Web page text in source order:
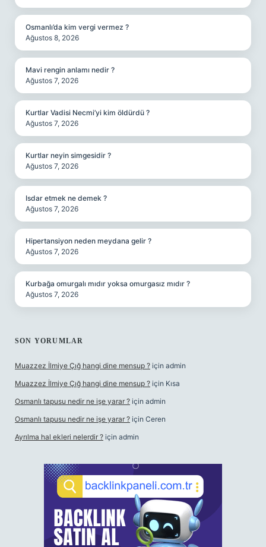
Osmanlı’da kim vergi vermez ?
Ağustos 8, 2026
Mavi rengin anlamı nedir ?
Ağustos 7, 2026
Kurtlar Vadisi Necmi’yi kim öldürdü ?
Ağustos 7, 2026
Kurtlar neyin simgesidir ?
Ağustos 7, 2026
Isdar etmek ne demek ?
Ağustos 7, 2026
Hipertansiyon neden meydana gelir ?
Ağustos 7, 2026
Kurbağa omurgalı mıdır yoksa omurgasız mıdır ?
Ağustos 7, 2026
SON YORUMLAR
Muazzez İlmiye Çığ hangi dine mensup ? için admin
Muazzez İlmiye Çığ hangi dine mensup ? için Kısa
Osmanlı tapusu nedir ne işe yarar ? için admin
Osmanlı tapusu nedir ne işe yarar ? için Ceren
Ayrılma hal ekleri nelerdir ? için admin